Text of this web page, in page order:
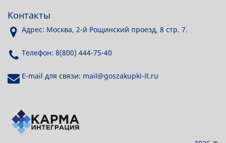
Контакты
Адрес: Москва, 2-й Рощинский проезд, 8 стр. 7.
Телефон: 8(800) 444-75-40
E-mail для связи: mail@goszakupki-it.ru